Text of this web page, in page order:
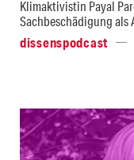
Klimaktivistin Payal
Sachbeschädigung als
dissenspodcast